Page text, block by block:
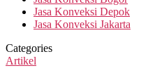
Jasa Konveksi Depok
Jasa Konveksi Jakarta
Categories
Artikel